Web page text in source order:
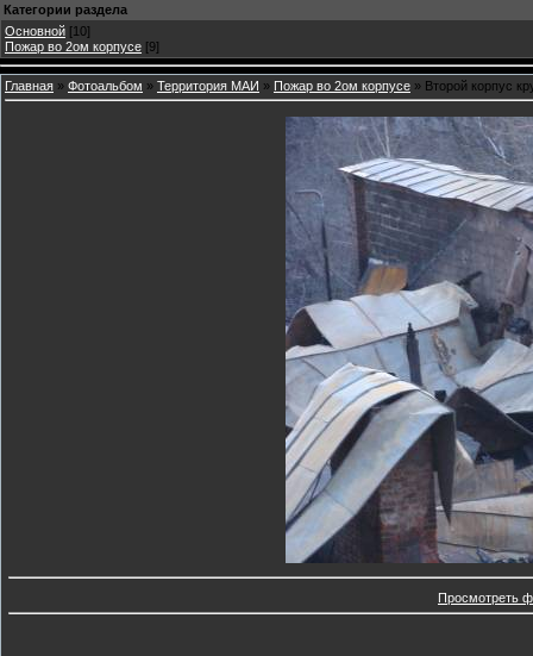
Категории раздела
Основной [10]
Пожар во 2ом корпусе [9]
Главная » Фотоальбом » Территория МАИ » Пожар во 2ом корпусе » Второй корпус
Просмотреть